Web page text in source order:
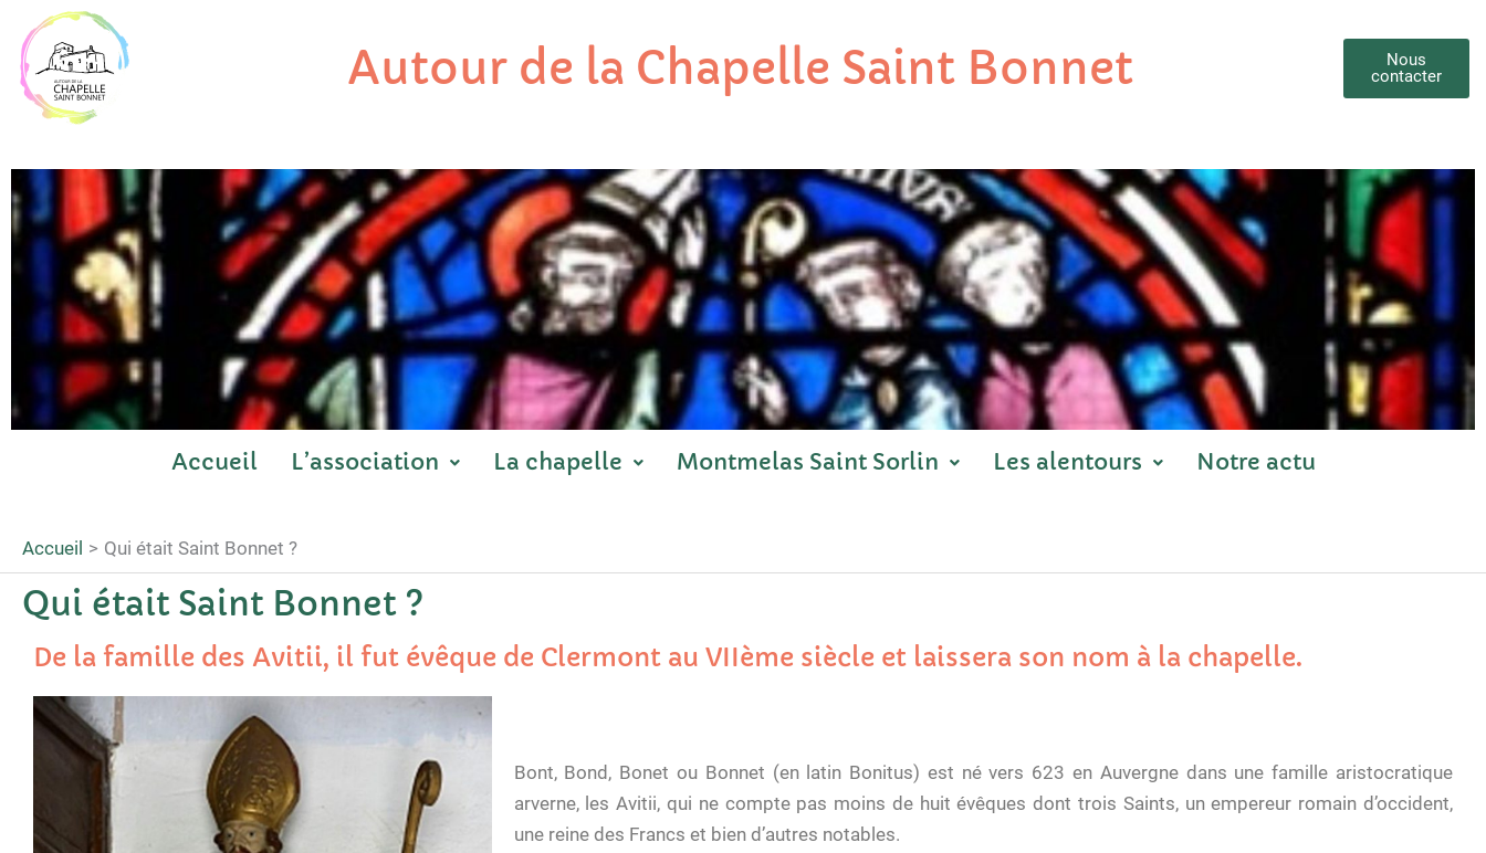
contenu
Autour de la Chapelle Saint Bonnet
Nous
contacter
Accueil L’association La chapelle Montmelas Saint Sorlin Les alentours Notre actu
Accueil Qui était Saint Bonnet ?
Qui était Saint Bonnet ?
De la famille des Avitii, il fut évêque de Clermont au VIIème siècle et laissera son nom à la chapelle.
Bont, Bond, Bonet ou Bonnet (en latin Bonitus) est né vers 623 en Auvergne dans une famille aristocratique
arverne, les Avitii, qui ne compte pas moins de huit évêques dont trois Saints, un empereur romain d’occident,
une reine des Francs et bien d’autres notables.